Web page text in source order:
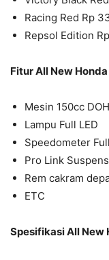
Racing Red Rp
Repsol Edition
Fitur All New Honda
Mesin 150cc
Lampu Full LED
Speedometer
Pro Link
Rem cakram
ETC
Spesifikasi All New